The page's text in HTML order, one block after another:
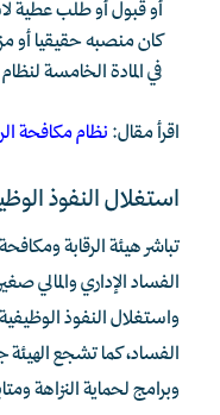
أو قبول أو طلب عطية
كان منصبه حقيقيا أو
في المادة الخامسة
اقرأ مقال: نظام مكافحة
استغلال النفوذ
تباشر هيئة الرقابة
الفساد الإداري والمالي
واستغلال النفوذ
الفساد، كما تشجع
وبرامج لحماية النزاهة